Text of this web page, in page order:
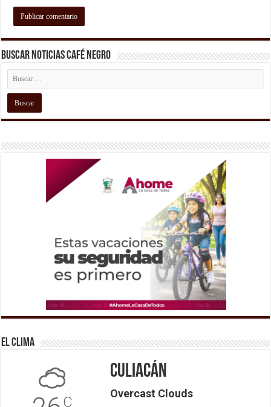
Buscar Noticias Café Negro
El Clima
C
Culiacán
Overcast Clouds